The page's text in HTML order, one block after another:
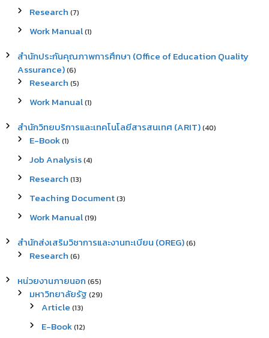
Research (7)
Work Manual(1)
สำนักประกันคุณภาพการศึกษา (Office of Education Quality
Assurance)(6)
Research (5)
Work Manual(1)
สำนักวิทยบริการและเทคโนโลยีสารสนเทศ (ARIT)(40)
E-Book(1)
Job Analysis(4)
Research (13)
Teaching Document(3)
Work Manual(19)
สำนักส่งเสริมวิชาการและงานทะเบียน (OREG)(6)
Research (6)
หน่วยงานภายนอก (65)
มหาวิทยาลัยรัฐ (29)
Article (13)
E-Book(12)